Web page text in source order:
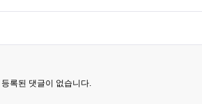
등록된 댓글이 없습니다.